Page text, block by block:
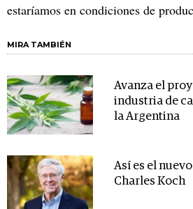
estaríamos en condiciones de
MIRA TAMBIÉN
Avanza el
industria de
la Argentina
Así es el
Charles Koch